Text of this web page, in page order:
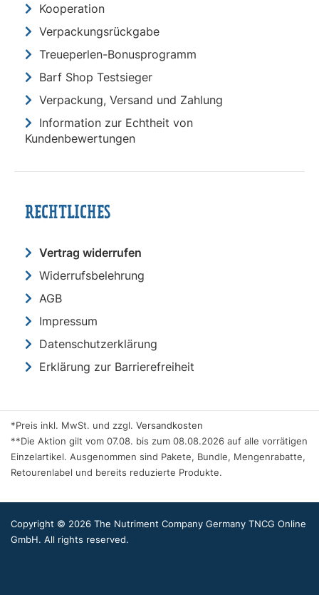
Kooperation
Verpackungsrückgabe
Treueperlen-Bonusprogramm
Barf Shop Testsieger
Verpackung, Versand und Zahlung
Information zur Echtheit von
Kundenbewertungen
RECHTLICHES
Vertrag widerrufen
Widerrufsbelehrung
AGB
Impressum
Datenschutzerklärung
Erklärung zur Barrierefreiheit
*Preis inkl. MwSt. und zzgl. Versandkosten
**Die Aktion gilt vom 07.08. bis zum 08.08.2026 auf alle vorrätigen
Einzelartikel. Ausgenommen sind Pakete, Bundle, Mengenrabatte,
Retourenlabel und bereits reduzierte Produkte.
Copyright © 2026 The Nutriment Company Germany TNCG Online
GmbH. All rights reserved.